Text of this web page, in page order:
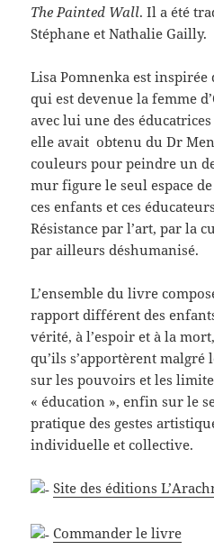
The Painted Wall. Il a été
Stéphane et Nathalie Gailly.
Lisa Pomnenka est inspirée
qui est devenue la femme
avec lui une des
elle avait obtenu du Dr
couleurs pour peindre un
mur figure le seul espace
ces enfants et ces
Résistance par l’art, par la
par ailleurs déshumanisé.
L’ensemble du livre
rapport différent des
vérité, à l’espoir et à la
qu’ils s’apportèrent
sur les pouvoirs et les
« éducation », enfin sur le
pratique des gestes
individuelle et collective.
Site des éditions
Commander le livre